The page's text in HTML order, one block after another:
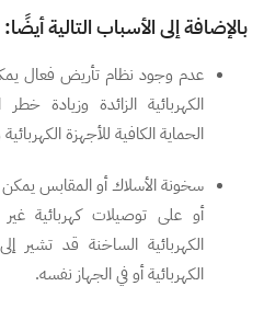
بالإضافة إلى الأسباب التالية أيضًا:
عدم وجود نظام تأريض فعال
الكهربائية الزائدة وزيادة
الحماية الكافية للأجهزة
سخونة الأسلاك أو المقابس
أو على توصيلات كهربائية غير
الكهربائية الساخنة قد تشير
الكهربائية أو في الجهاز نفسه.